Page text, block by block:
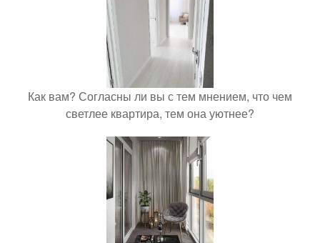
Как вам? Согласны ли вы с тем мнением, что чем
светлее квартира, тем она уютнее?